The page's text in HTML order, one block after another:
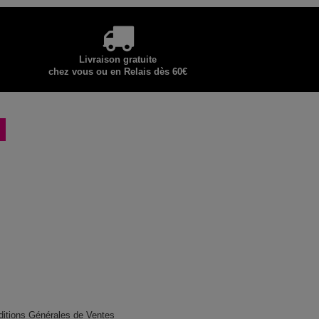
Livraison gratuite
chez vous ou en Relais dès 60€
Générales de Ventes